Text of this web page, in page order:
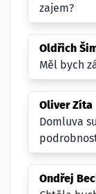
zajem?
Oldřich
Měl bych
Oliver Zíta
Domluva
Ondřej